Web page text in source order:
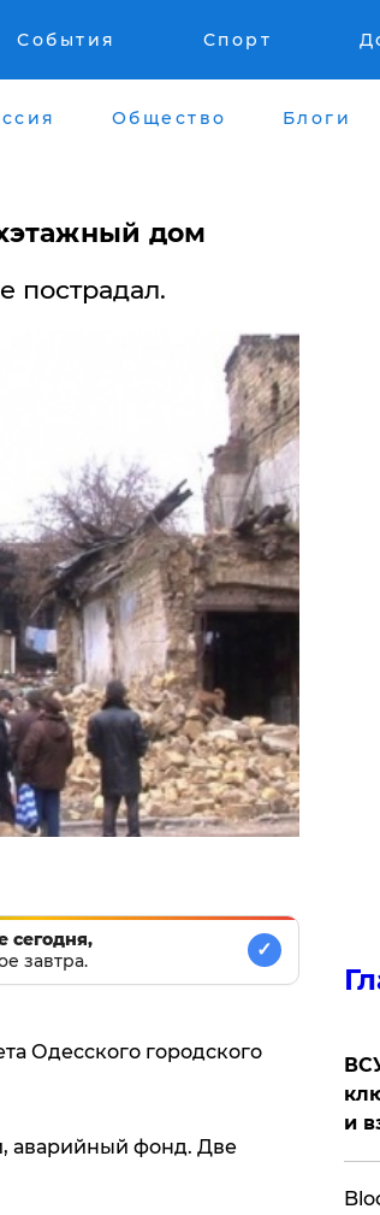
События Спорт
Общество Блоги
дом
пострадал.
сегодня,
завтра.
✓
Одесского городского
аварийный фонд. Две
и